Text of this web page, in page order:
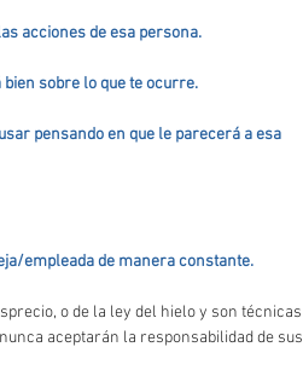
acciones de esa persona.
sobre lo que te ocurre.
pensando en que le parecerá a esa
empleada de manera constante.
o de la ley del hielo y son técnicas
aceptarán la responsabilidad de sus